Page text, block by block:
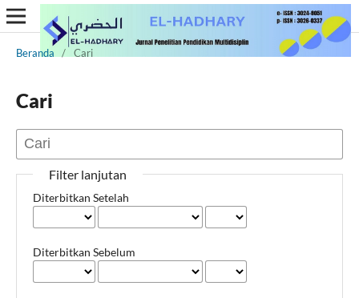
Beranda / Cari
Cari
Filter lanjutan
Diterbitkan Setelah
Diterbitkan Sebelum